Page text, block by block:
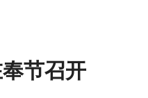
节召开